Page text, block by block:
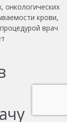
онкологических
крови,
врач